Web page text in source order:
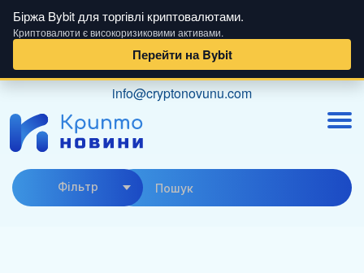
Біржа Bybit для торгівлі криптовалютами.
Криптовалюти є високоризиковими активами.
Перейти на Bybit
content
info@cryptonovunu.com
Фiльтр